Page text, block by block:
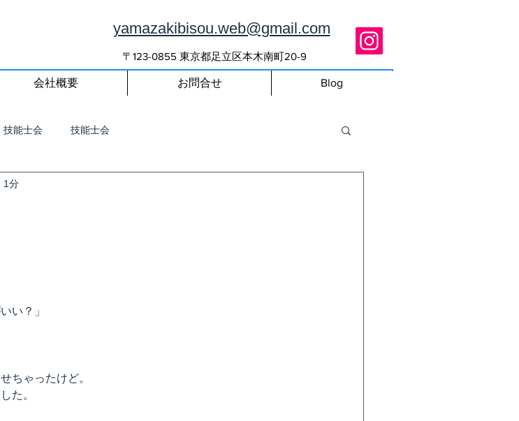
〒123-0855 東京都足立区本木南町20-9
yamazakibisou.web@gmail.com
会社概要 お問合せ Blog
技能士会 技能士会
1分
い？」
ちゃったけど。
た。